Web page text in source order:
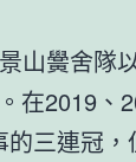
山黌舍隊
在2019、
三連冠，